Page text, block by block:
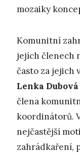
mozaiky
Komunitní
jejích členech
často za jejich
Lenka Dubová
člena
koordinátorů.
nejčastější
zahrádkaření,